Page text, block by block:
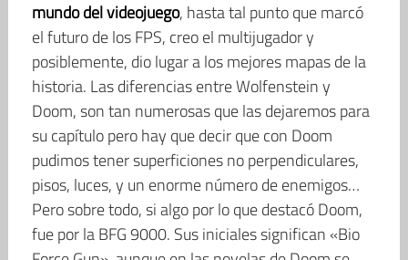
mundo del videojuego, hasta tal punto que marcó
el futuro de los FPS, creo el multijugador y
posiblemente, dio lugar a los mejores mapas de la
historia. Las diferencias entre Wolfenstein y
Doom, son tan numerosas que las dejaremos para
su capítulo pero hay que decir que con Doom
pudimos tener superficiones no perpendiculares,
pisos, luces, y un enorme número de enemigos…
Pero sobre todo, si algo por lo que destacó Doom,
fue por la BFG 9000. Sus iniciales significan «Bio